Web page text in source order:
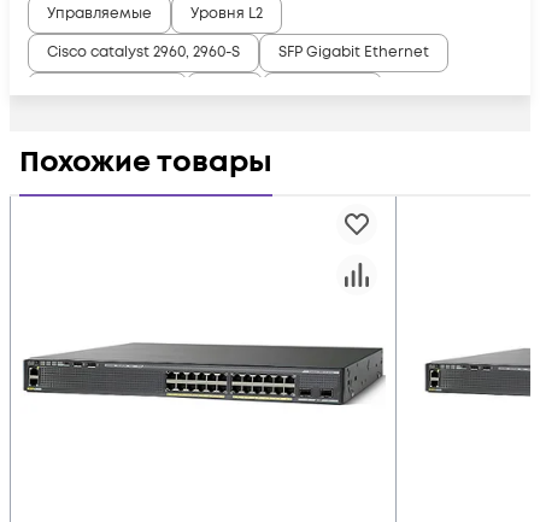
Управляемые
Уровня L2
Cisco catalyst 2960, 2960-S
SFP Gigabit Ethernet
SFP Коммутатор
Used Used Cisco
Похожие товары